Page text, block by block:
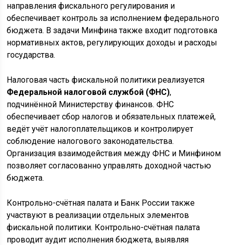
направления фискального регулирования и
обеспечивает контроль за исполнением федерального
бюджета. В задачи Минфина также входит подготовка
нормативных актов, регулирующих доходы и расходы
государства.
Налоговая часть фискальной политики реализуется
Федеральной налоговой службой (ФНС),
подчинённой Министерству финансов. ФНС
обеспечивает сбор налогов и обязательных платежей,
ведёт учёт налогоплательщиков и контролирует
соблюдение налогового законодательства.
Организация взаимодействия между ФНС и Минфином
позволяет согласованно управлять доходной частью
бюджета.
Контрольно-счётная палата и Банк России также
участвуют в реализации отдельных элементов
фискальной политики. Контрольно-счётная палата
проводит аудит исполнения бюджета, выявляя